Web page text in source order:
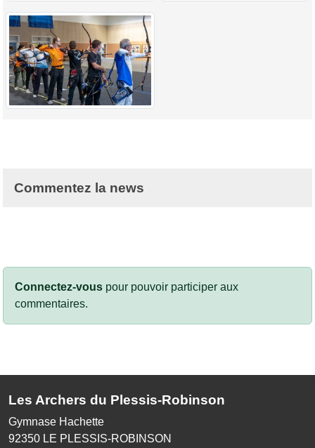
Commentez la news
Connectez-vous pour pouvoir participer aux
commentaires.
Les Archers du Plessis-Robinson
Gymnase Hachette
92350 LE PLESSIS-ROBINSON